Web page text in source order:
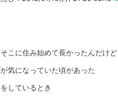
こに住み始めて長かったんだけど
気になっていた頃があった
しているとき